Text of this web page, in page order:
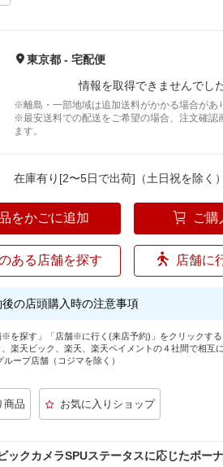
東京都 - 宅配便
情報を取得できませんでし
※離島・一部地域は追加送料がかかる場合があ
※最安送料での配送をご希望の場合、注文確認
ます。
在庫有り[2〜5日で出荷]（土日祝を除く）
をかごに追加 ご購
ある店舗を探す 店舗に
の店頭購入時の注意事項
※を探す」「店舗※に行く(来店予約)」をクリックす
楽天ビック、楽天、楽天ペイメントの４社間で相互
ープ店舗（コジマを除く）
ックカメラSPUステータスに応じたボー